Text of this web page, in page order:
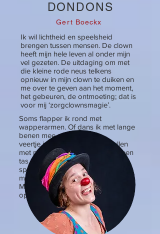
DONDONS
Gert Boeckx
Ik wil lichtheid en speelsheid
brengen tussen mensen. De clown
heeft mijn hele leven al onder mijn
vel gezeten. De uitdaging om met
die kleine rode neus telkens
opnieuw in mijn clown te duiken en
me over te geven aan het moment,
het gebeuren, de ontmoeting; dat is
voor mij ‘zorgclownsmagie’.
Soms flapper ik rond met
wapperarmen. Of dans ik met lange
benen mee met een
veertje in de lucht. Laat mij prullen
met muziek en zingzangen met een
tas vol
spullen. En op adem komen en in
mekaars ogen kijken en ontmoeten.
Mag ik de kers
op jouw slagroomtaart zijn?